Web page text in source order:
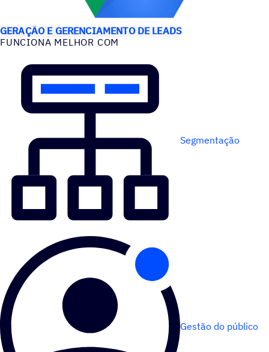
GERAÇÃO E GERENCIAMENTO DE LEADS
FUNCIONA MELHOR COM
Segmentação
Gestão do público